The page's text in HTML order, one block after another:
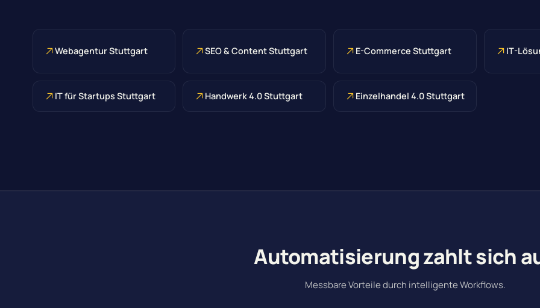
Webagentur Stuttgart SEO & Content Stuttgart E-Commerce Stuttgart IT-
IT für Startups Stuttgart Handwerk 4.0 Stuttgart Einzelhandel 4.0 Stuttgart
Automatisierung zahlt sich
Messbare Vorteile durch intelligente Workflows.